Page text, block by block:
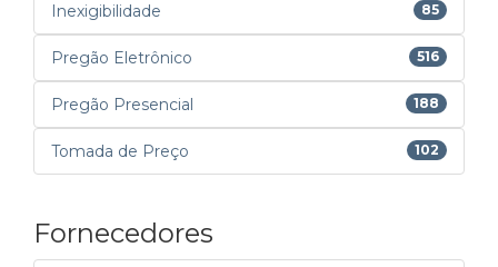
Inexigibilidade 85
Pregão Eletrônico 516
Pregão Presencial 188
Tomada de Preço 102
Fornecedores